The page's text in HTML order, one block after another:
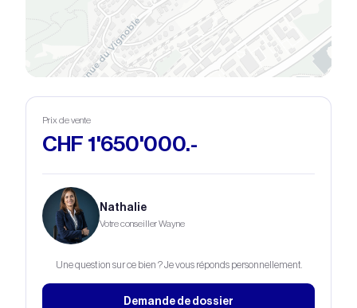
Prix de vente
CHF 1'650'000.-
Nathalie
Votre conseiller Wayne
Une question sur ce bien ? Je vous réponds personnellement.
Demande de dossier